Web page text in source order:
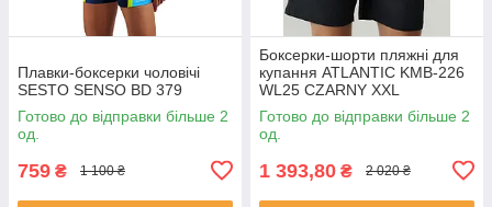
Плавки-боксерки чоловічі
SESTO SENSO BD 379
Готово до відправки більше 2
од.
759 ₴ 1 100 ₴
Боксерки-шорти пляжні для
купання ATLANTIC KMB-226
WL25 CZARNY XXL
Готово до відправки більше 2
од.
1 393,80 ₴ 2 020 ₴